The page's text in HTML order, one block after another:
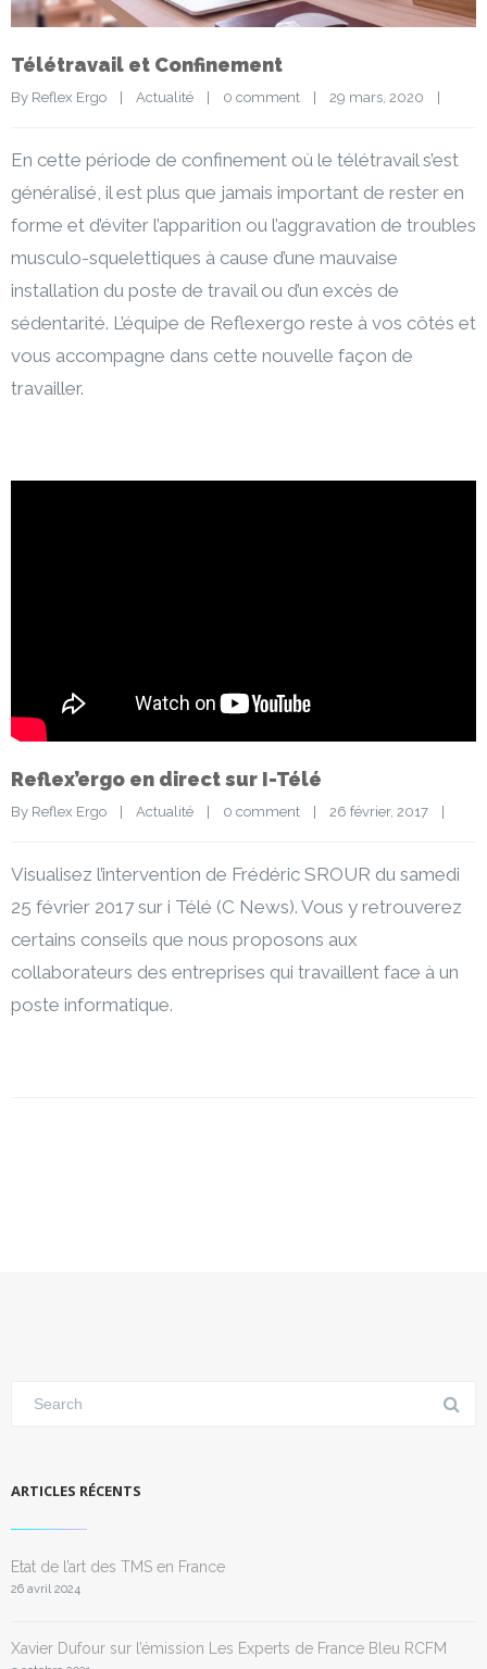
Télétravail et Confinement
By Reflex Ergo | Actualité | 0 comment | 29 mars, 2020 |
En cette période de confinement où le télétravail s’est
généralisé, il est plus que jamais important de rester en
forme et d’éviter l’apparition ou l’aggravation de troubles
musculo-squelettiques à cause d’une mauvaise
installation du poste de travail ou d’un excès de
sédentarité. L’équipe de Reflexergo reste à vos côtés et
vous accompagne dans cette nouvelle façon de
travailler.
Reflex’ergo en direct sur I-Télé
By Reflex Ergo Actualité 0 comment 26 février, 2017
Visualisez l’intervention de Frédéric SROUR du samedi
25 février 2017 sur i Télé (C News). Vous y retrouverez
certains conseils que nous proposons aux
collaborateurs des entreprises qui travaillent face à un
poste informatique.
ARTICLES RÉCENTS
Etat de l’art des TMS en France
26 avril 2024
Xavier Dufour sur l’émission Les Experts de France Bleu RCFM